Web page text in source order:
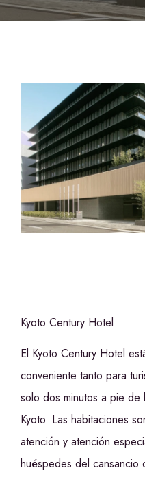
Kyoto Century Hotel
El Kyoto Century Hotel
conveniente tanto para
solo dos minutos a pie de
Kyoto. Las habitaciones
atención y atención
huéspedes del cansancio